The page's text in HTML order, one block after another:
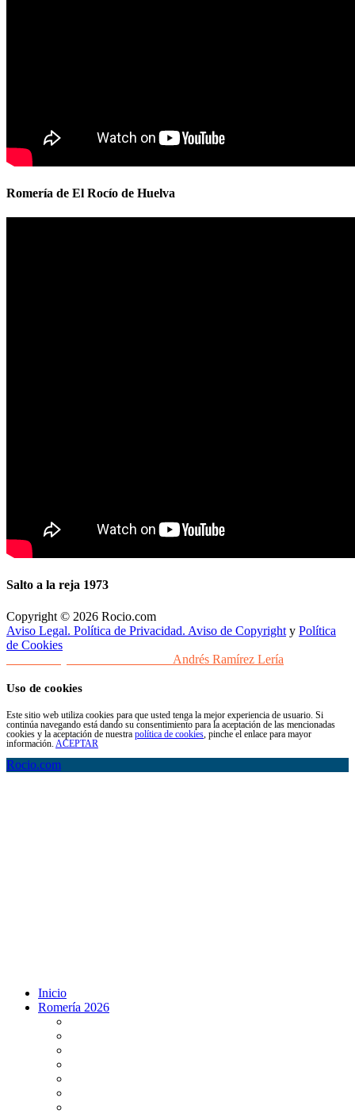
Romería de El Rocío de Huelva
Salto a la reja 1973
Copyright © 2026 Rocio.com
Aviso Legal. Política de Privacidad. Aviso de Copyright y Política
de Cookies
Andrés Ramírez Lería
Uso de cookies
Este sitio web utiliza cookies para que usted tenga la mejor experiencia de usuario. Si
continúa navegando está dando su consentimiento para la aceptación de las mencionadas
cookies y la aceptación de nuestra política de cookies , pinche el enlace para mayor
información. ACEPTAR
Rocio.com
Inicio
Romería 2026